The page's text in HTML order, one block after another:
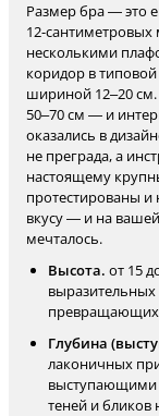
Размер бра — это
12-
несколькими
коридор в
шириной 12–20
50–70 см — и
оказались в
не преграда, а
настоящему
протестированы и
вкусу — и на
мечталось.
Высота. от 15
превращающих
Глубина
лаконичных
выступающими
теней и бликов